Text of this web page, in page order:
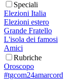
Speciali
Elezioni Italia
Elezioni estero
Grande Fratello
L'isola dei famosi
Amici
Rubriche
Oroscopo
#tgcom24amarcord